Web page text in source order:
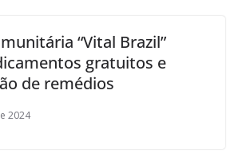
“Vital Brazil”
gratuitos e
de remédios
2024